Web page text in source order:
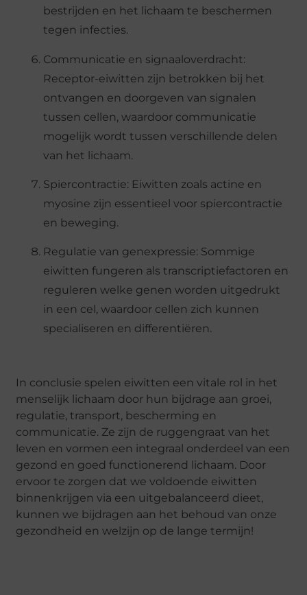
bestrijden en het lichaam te beschermen
tegen infecties.
Communicatie en signaaloverdracht:
Receptor-eiwitten zijn betrokken bij het
ontvangen en doorgeven van signalen
tussen cellen, waardoor communicatie
mogelijk wordt tussen verschillende delen
van het lichaam.
Spiercontractie: Eiwitten zoals actine en
myosine zijn essentieel voor spiercontractie
en beweging.
Regulatie van genexpressie: Sommige
eiwitten fungeren als transcriptiefactoren en
reguleren welke genen worden uitgedrukt
in een cel, waardoor cellen zich kunnen
specialiseren en differentiëren.
In conclusie spelen eiwitten een vitale rol in het
menselijk lichaam door hun bijdrage aan groei,
regulatie, transport, bescherming en
communicatie. Ze zijn de ruggengraat van het
leven en vormen een integraal onderdeel van een
gezond en goed functionerend lichaam. Door
ervoor te zorgen dat we voldoende eiwitten
binnenkrijgen via een uitgebalanceerd dieet,
kunnen we bijdragen aan het behoud van onze
gezondheid en welzijn op de lange termijn!